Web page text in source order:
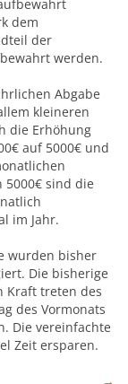
dem
der
werden.
Abgabe
kleineren
die Erhöhung
auf 5000€ und
5000€ sind die
im Jahr.
wurden bisher
Die bisherige
Kraft treten des
des Vormonats
Die vereinfachte
Zeit ersparen.